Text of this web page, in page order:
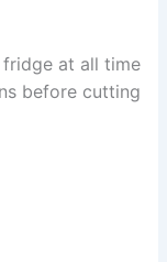
fridge at all time
before cutting